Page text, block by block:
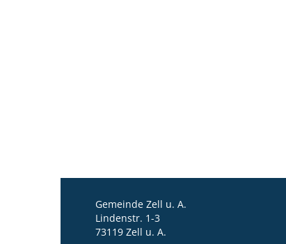
Gemeinde Zell u. A.
Lindenstr. 1-3
73119 Zell u. A.